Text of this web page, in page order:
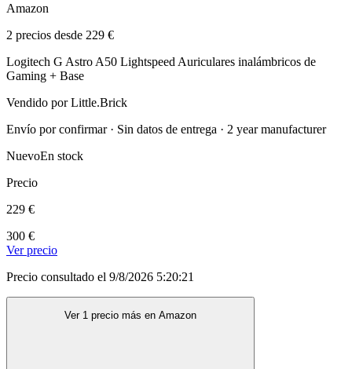
Amazon
2 precios desde 229 €
Logitech G Astro A50 Lightspeed Auriculares inalámbricos de
Gaming + Base
Vendido por Little.Brick
Envío por confirmar · Sin datos de entrega · 2 year manufacturer
NuevoEn stock
Precio
229 €
300 €
Ver precio
Precio consultado el 9/8/2026 5:20:21
Ver 1 precio más en Amazon